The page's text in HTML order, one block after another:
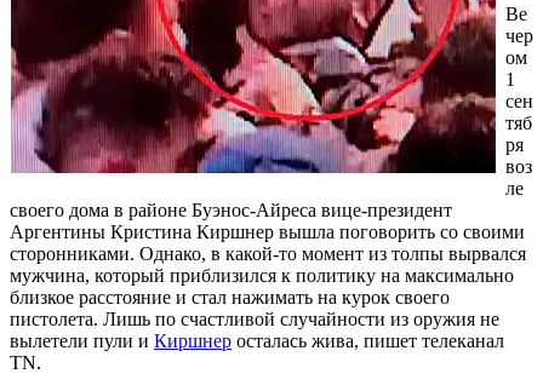
Ве
чер
ом
1
сен
тяб
ря
воз
ле
своего дома в районе Буэнос-Айреса вице-президент
Аргентины Кристина Киршнер вышла поговорить со своими
сторонниками. Однако, в какой-то момент из толпы вырвался
мужчина, который приблизился к политику на максимально
близкое расстояние и стал нажимать на курок своего
пистолета. Лишь по счастливой случайности из оружия не
вылетели пули и Киршнер осталась жива, пишет телеканал
TN.